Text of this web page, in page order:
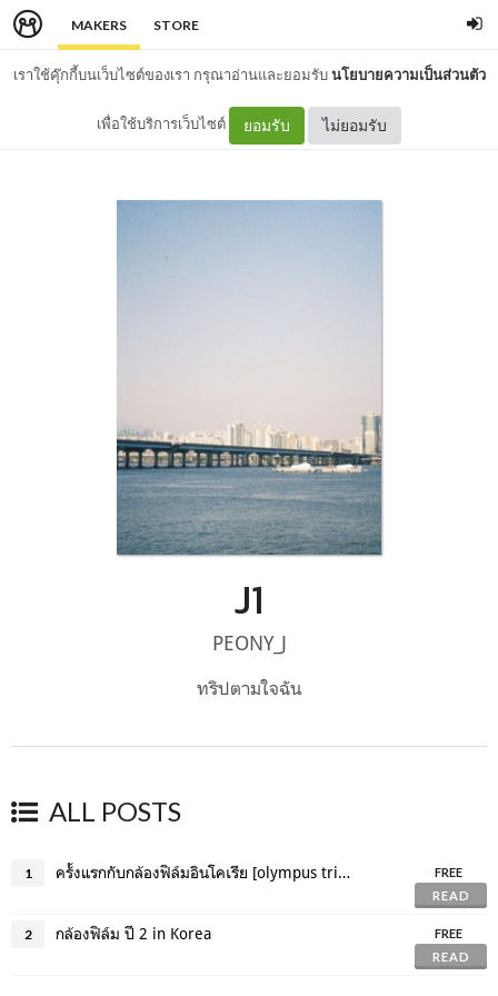
MAKERS STORE
เราใช้คุ๊กกี้บนเว็บไซต์ของเรา กรุณาอ่านและยอมรับนโยบายความเป็นส่วนตัว
เพื่อใช้บริการเว็บไซต์ ยอมรับ ไม่ยอมรับ
J1
PEONY_J
ทริปตามใจฉัน
ALL POSTS
1 ครั้งแรกกับกล้องฟิล์มอินโคเรีย [olympus trip 35]
FREE
READ
2 กล้องฟิล์ม ปี 2 in Korea
FREE
READ